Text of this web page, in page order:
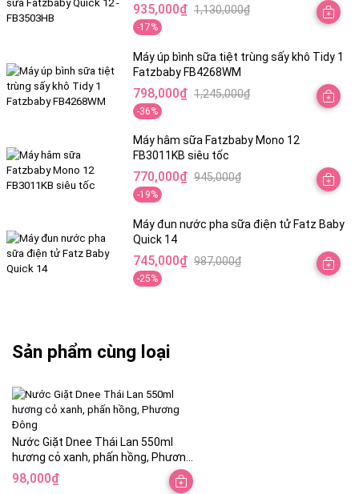
thọ sản phẩm
1,770,000₫.1,130,000₫
Giá
gốc
là:
1,130,000₫.
935,000₫
Giá
hiện
tại
là:
935,000₫.
-17%
Máy úp bình sữa tiệt trùng sấy khô Tidy 1
Fatzbaby FB4268WM
1,245,000₫
Giá
gốc
là:
1,245,000₫.
798,000₫
Giá
hiện
tại
là:
798,000₫.
-36%
Máy hâm sữa Fatzbaby Mono 12
FB3011KB siêu tốc
945,000₫
Giá
gốc
là:
945,000₫.
770,000₫
Giá
hiện
tại
là:
770,000₫.
-19%
Máy đun nước pha sữa điện tử Fatz Baby
Quick 14
987,000₫
Giá
gốc
745,000₫
Giá
hiện
745,000₫.
-25%
Sản phẩm cùng loại
Nước Giặt Dnee Thái Lan 550ml
hương cỏ xanh, phấn hồng, Phương
Đông
98,000₫